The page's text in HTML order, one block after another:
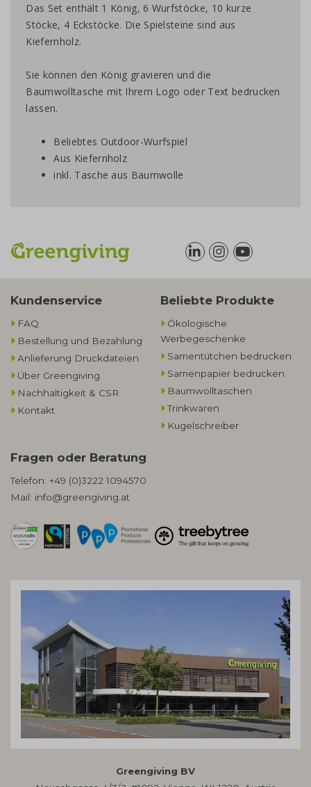
Das Set enthält 1 König, 6 Wurfstöcke, 10 kurze
Stöcke, 4 Eckstöcke. Die Spielsteine ​​sind aus
Kiefernholz.
Sie können den König gravieren und die
Baumwolltasche mit Ihrem Logo oder Text bedrucken
lassen.
Beliebtes Outdoor-Wurfspiel
Aus Kiefernholz
inkl. Tasche aus Baumwolle
Kundenservice
FAQ
Bestellung und Bezahlung
Anlieferung Druckdateien
Über Greengiving
Nachhaltigkeit & CSR
Kontakt
Beliebte Produkte
Ökologische
Werbegeschenke​
Samentütchen bedrucken
Samenpapier bedrucken
Baumwolltaschen​
Trinkwaren
Kugelschreiber
Fragen oder Beratung
Telefon: +49 (0)3222 1094570
Mail: info@greengiving.at
Greengiving BV